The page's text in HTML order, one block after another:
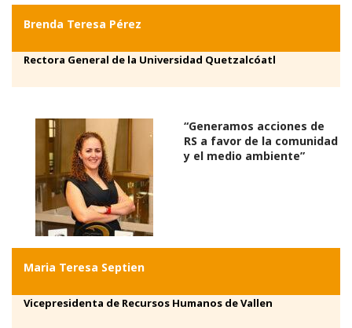
Brenda Teresa Pérez
Rectora General de la Universidad Quetzalcóatl
“Generamos acciones de
RS a favor de la comunidad
y el medio ambiente”
Maria Teresa Septien
Vicepresidenta de Recursos Humanos de Vallen